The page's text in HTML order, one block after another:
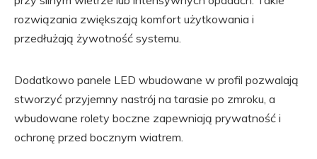
rozwiązania zwiększają komfort użytkowania i
przedłużają żywotność systemu.
Dodatkowo panele LED wbudowane w profil pozwalają
stworzyć przyjemny nastrój na tarasie po zmroku, a
wbudowane rolety boczne zapewniają prywatność i
ochronę przed bocznym wiatrem.